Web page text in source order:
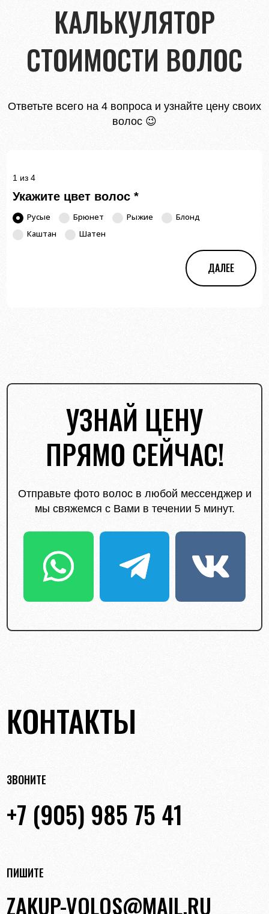
КАЛЬКУЛЯТОР
СТОИМОСТИ ВОЛОС
Ответьте всего на 4 вопроса и узнайте цену своих
волос 😉
1 из 4
Укажите цвет волос*
Русые Брюнет Рыжие
Блонд
Каштан
Шатен
ДАЛЕЕ
УЗНАЙ ЦЕНУ
ПРЯМО СЕЙЧАС!
Отправьте фото волос в любой мессенджер и
мы свяжемся с Вами в течении 5 минут.
КОНТАКТЫ
ЗВОНИТЕ
+7 (905) 985 75 41
ПИШИТЕ
ZAKUP-VOLOS@MAIL.RU